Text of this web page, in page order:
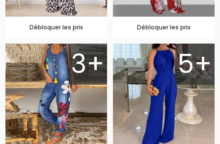
Débloquer les prix Débloquer les prix
3+ 5+